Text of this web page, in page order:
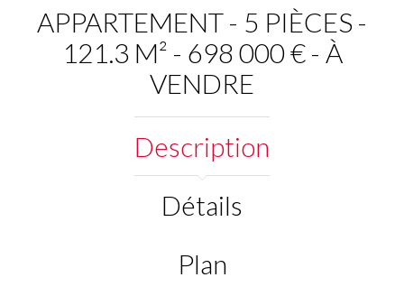
APPARTEMENT - 5 PIÈCES -
121.3 M² - 698 000 € - À
VENDRE
Description
Détails
Plan